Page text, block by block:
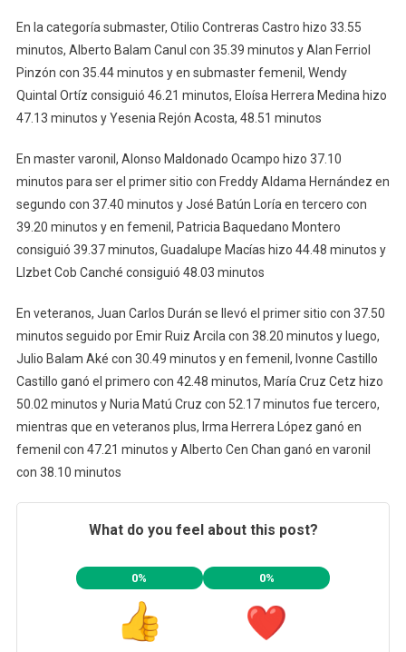
En la categoría submaster, Otilio Contreras Castro hizo 33.55
minutos, Alberto Balam Canul con 35.39 minutos y Alan Ferriol
Pinzón con 35.44 minutos y en submaster femenil, Wendy
Quintal Ortíz consiguió 46.21 minutos, Eloísa Herrera Medina hizo
47.13 minutos y Yesenia Rejón Acosta, 48.51 minutos
En master varonil, Alonso Maldonado Ocampo hizo 37.10
minutos para ser el primer sitio con Freddy Aldama Hernández en
segundo con 37.40 minutos y José Batún Loría en tercero con
39.20 minutos y en femenil, Patricia Baquedano Montero
consiguió 39.37 minutos, Guadalupe Macías hizo 44.48 minutos y
LIzbet Cob Canché consiguió 48.03 minutos
En veteranos, Juan Carlos Durán se llevó el primer sitio con 37.50
minutos seguido por Emir Ruiz Arcila con 38.20 minutos y luego,
Julio Balam Aké con 30.49 minutos y en femenil, Ivonne Castillo
Castillo ganó el primero con 42.48 minutos, María Cruz Cetz hizo
50.02 minutos y Nuria Matú Cruz con 52.17 minutos fue tercero,
mientras que en veteranos plus, Irma Herrera López ganó en
femenil con 47.21 minutos y Alberto Cen Chan ganó en varonil
con 38.10 minutos
What do you feel about this post?
0% 0%